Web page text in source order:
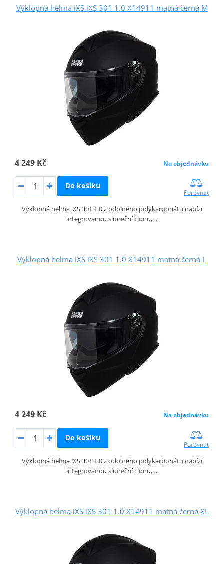
Výklopná helma iXS iXS 301 1.0 X14911 matná černá M
4 249 Kč Na objednávku
Do košíku
Porovnat
Výklopná helma iXS 301 1.0 z odolného polykarbonátu nabízí
integrovanou sluneční clonu,…
Výklopná helma iXS iXS 301 1.0 X14911 matná černá L
4 249 Kč Na objednávku
Do košíku
Porovnat
Výklopná helma iXS 301 1.0 z odolného polykarbonátu nabízí
integrovanou sluneční clonu,…
Výklopná helma iXS iXS 301 1.0 X14911 matná černá XL